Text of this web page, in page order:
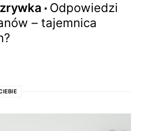
Odpowiedzi
– tajemnica